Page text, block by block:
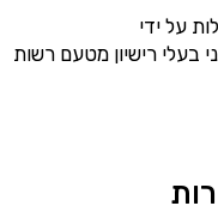
על ידי
בעלי רישיון מטעם רשות